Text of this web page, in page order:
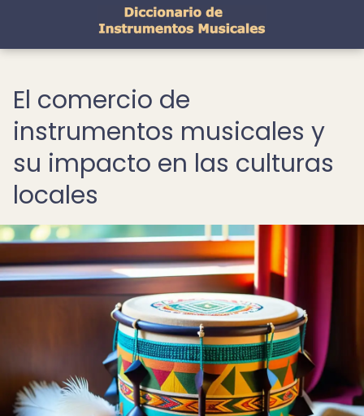
El comercio de
instrumentos musicales y
su impacto en las culturas
locales